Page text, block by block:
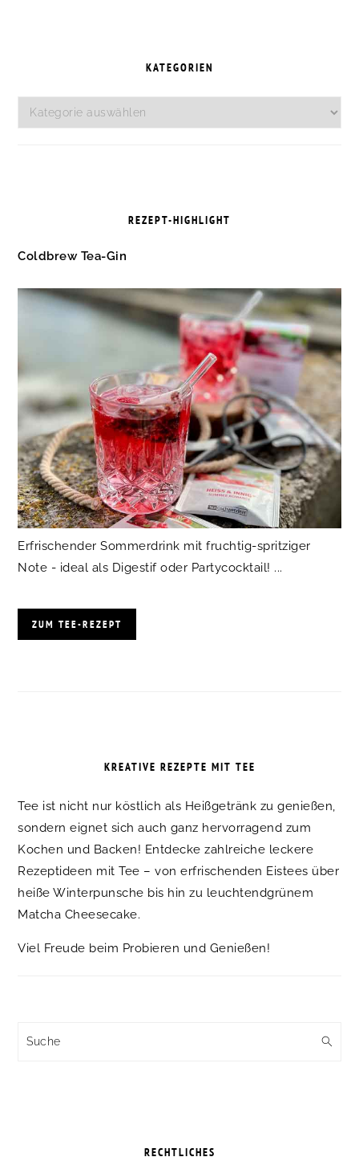
KATEGORIEN
Kategorien
REZEPT-HIGHLIGHT
Coldbrew Tea-Gin
Erfrischender Sommerdrink mit fruchtig-spritziger
Note - ideal als Digestif oder Partycocktail! ...
ZUM TEE-REZEPT
KREATIVE REZEPTE MIT TEE
Tee ist nicht nur köstlich als Heißgetränk zu genießen,
sondern eignet sich auch ganz hervorragend zum
Kochen und Backen! Entdecke zahlreiche leckere
Rezeptideen mit Tee – von erfrischenden Eistees über
heiße Winterpunsche bis hin zu leuchtendgrünem
Matcha Cheesecake.
Viel Freude beim Probieren und Genießen!
Suche
RECHTLICHES